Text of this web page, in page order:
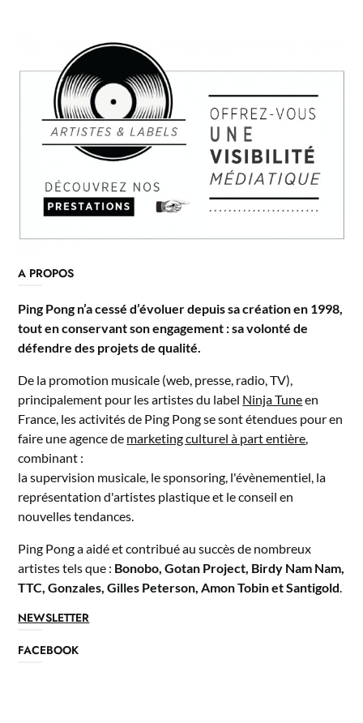
A PROPOS
Ping Pong n’a cessé d’évoluer depuis sa création en 1998,
tout en conservant son engagement : sa volonté de
défendre des projets de qualité.
De la promotion musicale (web, presse, radio, TV),
principalement pour les artistes du label Ninja Tuneen
France, les activités de Ping Pong se sont étendues pour en
faire une agence de marketing culturel à part entière,
combinant :
la supervision musicale, le sponsoring, l'évènementiel, la
représentation d'artistes plastique et le conseil en
nouvelles tendances.
Ping Pong a aidé et contribué au succès de nombreux
artistes tels que : Bonobo, Gotan Project, Birdy Nam Nam,
TTC, Gonzales, Gilles Peterson, Amon Tobin et Santigold.
NEWSLETTER
FACEBOOK